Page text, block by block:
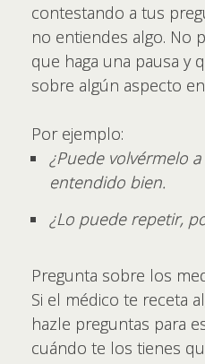
contestando a tus
no entiendes algo. No
que haga una pausa y
sobre algún aspecto
Por ejemplo:
¿Puede volvérmelo
entendido bien.
¿Lo puede repetir,
Pregunta sobre los
Si el médico te receta
hazle preguntas para
cuándo te los tienes